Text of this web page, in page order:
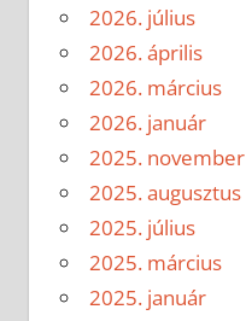
2026. július
2026. április
2026. március
2026. január
2025. november
2025. augusztus
2025. július
2025. március
2025. január